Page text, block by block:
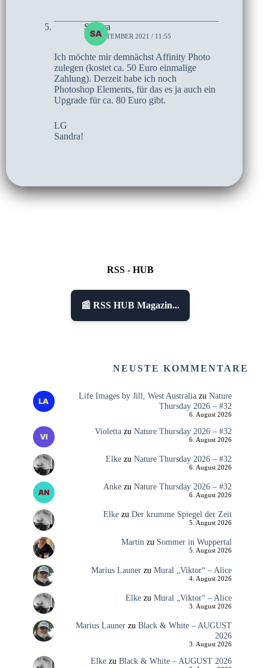
Sandra
18. SEPTEMBER 2021 / 11:55
Ich möchte mir demnächst Affinity Photo
zulegen (kostet ca. 50 Euro einmalige
Zahlung). Derzeit habe ich noch
Photoshop Elements, für das es ja auch ein
Upgrade für ca. 80 Euro gibt.
LG
Sandra!
RSS - HUB
📰 RSS HUB Magazin...
NEUSTE KOMMENTARE
Life Images by Jill, West Australiazu Nature
Thursday 2026 – #32
6. August 2026
Violettazu Nature Thursday 2026 – #32
6. August 2026
Elkezu Nature Thursday 2026 – #32
6. August 2026
Ankezu Nature Thursday 2026 – #32
6. August 2026
Elkezu Der krumme Spiegel der Zeit
5. August 2026
Martinzu Sommer in Wuppertal
5. August 2026
Marius Launerzu Mural „Viktor“ – Alice
4. August 2026
Elkezu Mural „Viktor“ – Alice
3. August 2026
Marius Launerzu Black & White – AUGUST
2026
3. August 2026
Elkezu Black & White – AUGUST 2026